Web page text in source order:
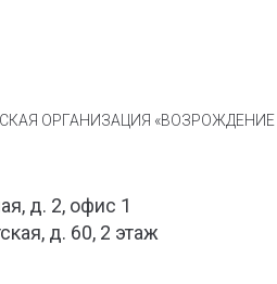
ОРГАНИЗАЦИЯ
д. 2, офис 1
д. 60, 2 этаж